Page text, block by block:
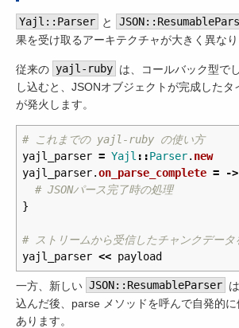
Yajl::Parser と
果を受け取るアーキテクチャが大きく異なり
従来の yajl-ruby は、コールバック型で
し込むと、JSONオブジェクトが完成したタ
が発火します。
# これまでの yajl-ruby の使い方
yajl_parser = Yajl ::Parser. new
yajl_parser.on_parse_complete = ->
# JSONパース完了時の処理
}
# ストリームから受信したチャンクデー
yajl_parser << payload
一方、新しい JSON::ResumableParser
込んだ後、parse メソッドを呼んで自発的
あります。